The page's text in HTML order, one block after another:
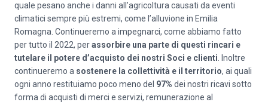
quale pesano anche i danni all’agricoltura causati da eventi
climatici sempre più estremi, come l’alluvione in Emilia
Romagna. Continueremo a impegnarci, come abbiamo fatto
per tutto il 2022, perassorbire una parte di questi rincari e
tutelare il potere d’acquisto dei nostri Soci e clienti . Inoltre
continueremo a sostenere la collettività e il territorio, ai quali
ogni anno restituiamo poco meno del 97% dei nostri ricavi sotto
forma di acquisti di merci e servizi, remunerazione al